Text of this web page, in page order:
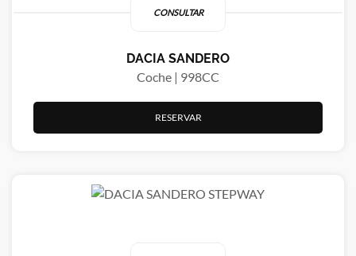
CONSULTAR
DACIA SANDERO
Coche | 998CC
RESERVAR